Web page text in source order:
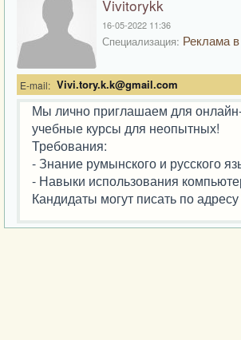
Vivitorykk
16-05-2022 11:36
Специализация: Реклама
E-mail: Vivi.tory.k.k@gmail.com
Мы лично приглашаем для
учебные курсы для неопытных!
Требования:
- Знание румынского и русского
- Навыки использования
Кандидаты могут писать по адресу